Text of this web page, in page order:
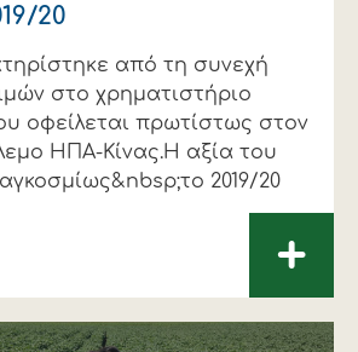
20
από τη συνεχή
στο χρηματιστήριο
οφείλεται πρωτίστως στον
ΗΠΑ-Κίνας.Η αξία του
2019/20
+